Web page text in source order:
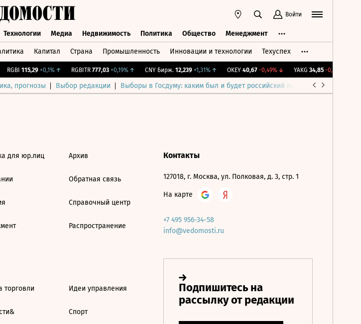
Войти
Технологии Медиа Недвижимость Политика Общество Менеджмент
Капитал Страна Промышленность Инновации и технологии Техуспех
RGBI 115,29 +0,1%↑ RGBITR 777,03 +0,19%↑ CNY Бирж. 12,239 +1,31%↑ OKEY 40,67 -0,49%↓ YAKG 34,85 -0,29%
прогнозы Выбор редакции Выборы в Госдуму: каким был и будет российский парламент
для юр.лиц Архив
Обратная связь
Справочный центр
Распространение
торговли Идеи управления
Спорт
Контакты
127018, г. Москва, ул. Полковая, д. 3, стр. 1
На карте
+7 495 956-34-58
info@vedomosti.ru